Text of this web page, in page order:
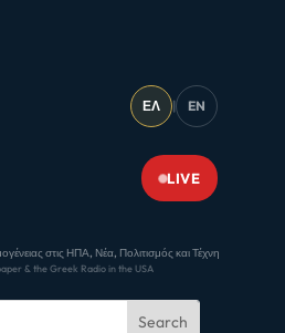
ΕΛ | EN
LIVE
στις ΗΠΑ, Νέα, Πολιτισμός και Τέχνη
& the Greek Radio in the USA